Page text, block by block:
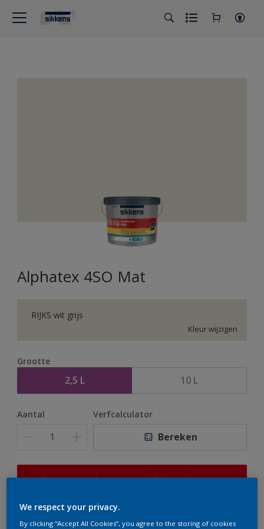
Alphatex 4SO Mat
RIJKS wit grijs
Kleur wijzigen
Grootte
2,5 L 10 L
Aantal Verfcalculator
Bereken
Op dit moment is het niet mogelijk dit product online
er hard aan om de voorraad aan te vullen.
We respect your privacy.
By clicking “Accept All Cookies”, you agree to the storing of cookies